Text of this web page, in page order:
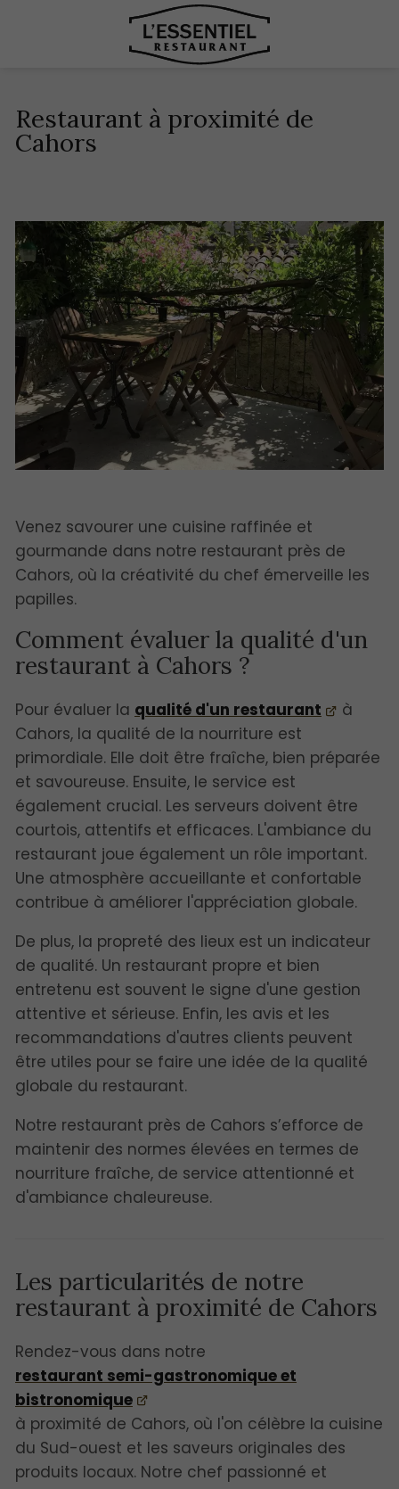
Restaurant à proximité de
Cahors
Venez savourer une cuisine raffinée et
gourmande dans notre restaurant près de
Cahors, où la créativité du chef émerveille les
papilles.
Comment évaluer la qualité d'un
restaurant à Cahors ?
Pour évaluer la qualité d'un restaurant
à
Cahors, la qualité de la nourriture est
primordiale. Elle doit être fraîche, bien préparée
et savoureuse. Ensuite, le service est
également crucial. Les serveurs doivent être
courtois, attentifs et efficaces. L'ambiance du
restaurant joue également un rôle important.
Une atmosphère accueillante et confortable
contribue à améliorer l'appréciation globale.
De plus, la propreté des lieux est un indicateur
de qualité. Un restaurant propre et bien
entretenu est souvent le signe d'une gestion
attentive et sérieuse. Enfin, les avis et les
recommandations d'autres clients peuvent
être utiles pour se faire une idée de la qualité
globale du restaurant.
Notre restaurant près de Cahors s’efforce de
maintenir des normes élevées en termes de
nourriture fraîche, de service attentionné et
d'ambiance chaleureuse.
Les particularités de notre
restaurant à proximité de Cahors
Rendez-vous dans notre
restaurant semi-gastronomique et
bistronomique
à proximité de Cahors, où l'on célèbre la cuisine
du Sud-ouest et les saveurs originales des
produits locaux. Notre chef passionné et